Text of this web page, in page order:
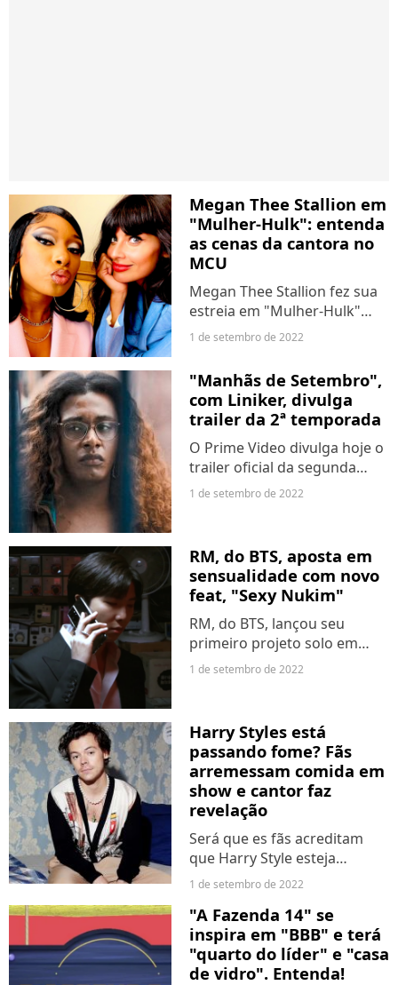
Megan Thee Stallion em
"Mulher-Hulk": entenda
as cenas da cantora no
MCU
Megan Thee Stallion fez sua
estreia em "Mulher-Hulk"
nesta quinta-feira (1º). A
episódio da série,
interpretando ela mesma. A
web simplesmente surtou
com esse...
1 de setembro de 2022
"Manhãs de Setembro",
com Liniker, divulga
trailer da 2ª temporada
O Prime Video divulga hoje o
trailer oficial da segunda
temporada da série brasileira
por Liniker. Sucesso de
Vanusa, "Atômico
Platônico"...
1 de setembro de 2022
RM, do BTS, aposta em
sensualidade com novo
feat, "Sexy Nukim"
RM, do BTS, lançou seu
primeiro projeto solo em
muito tempo. O single "Sexy
foi divulgado nesta quinta-
feira (1º). Além do...
1 de setembro de 2022
Harry Styles está
passando fome? Fãs
arremessam comida em
show e cantor faz
revelação
Será que es fãs acreditam
que Harry Style esteja
passando fome? Primeiro, o
por pastel de nata durante
uma apresentação e, mais
recentemente, nuggets...
1 de setembro de 2022
"A Fazenda 14" se
inspira em "BBB" e terá
"quarto do líder" e "casa
de vidro". Entenda!